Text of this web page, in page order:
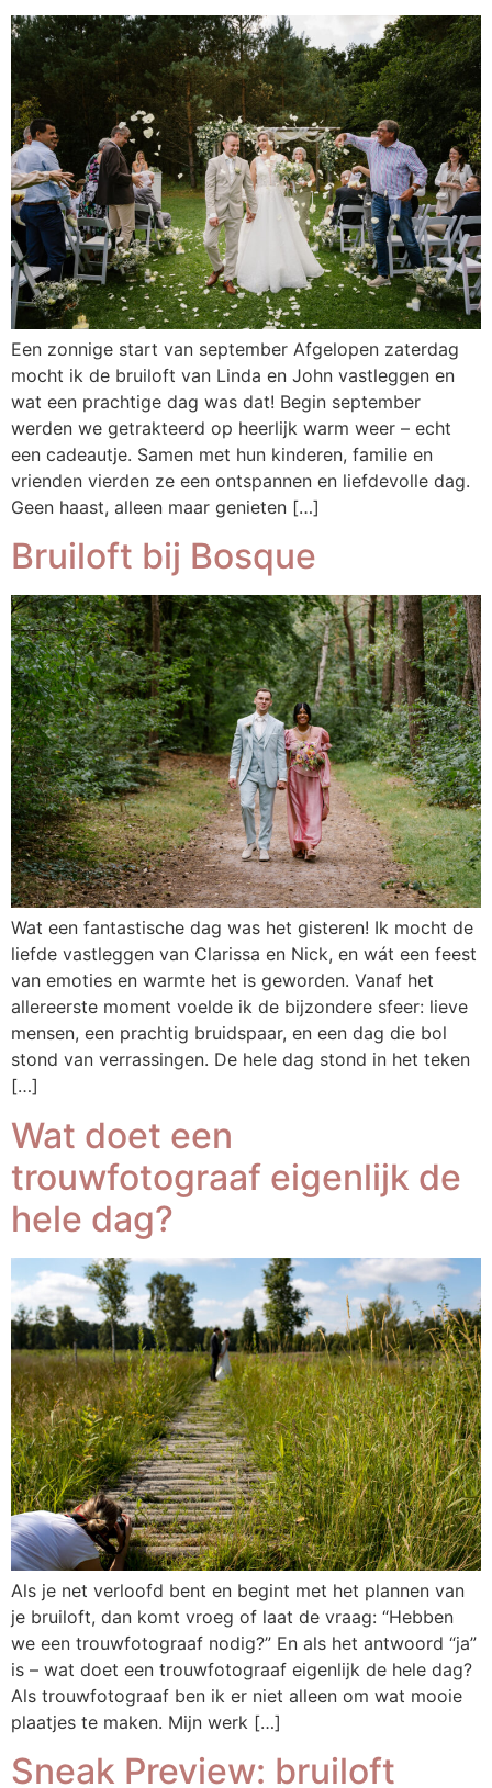
Een zonnige start van september Afgelopen zaterdag
mocht ik de bruiloft van Linda en John vastleggen en
wat een prachtige dag was dat! Begin september
werden we getrakteerd op heerlijk warm weer – echt
een cadeautje. Samen met hun kinderen, familie en
vrienden vierden ze een ontspannen en liefdevolle dag.
Geen haast, alleen maar genieten […]
Bruiloft bij Bosque
Wat een fantastische dag was het gisteren! Ik mocht de
liefde vastleggen van Clarissa en Nick, en wát een feest
van emoties en warmte het is geworden. Vanaf het
allereerste moment voelde ik de bijzondere sfeer: lieve
mensen, een prachtig bruidspaar, en een dag die bol
stond van verrassingen. De hele dag stond in het teken
[…]
Wat doet een
trouwfotograaf eigenlijk de
hele dag?
Als je net verloofd bent en begint met het plannen van
je bruiloft, dan komt vroeg of laat de vraag: “Hebben
we een trouwfotograaf nodig?” En als het antwoord “ja”
is – wat doet een trouwfotograaf eigenlijk de hele dag?
Als trouwfotograaf ben ik er niet alleen om wat mooie
plaatjes te maken. Mijn werk […]
Sneak Preview: bruiloft